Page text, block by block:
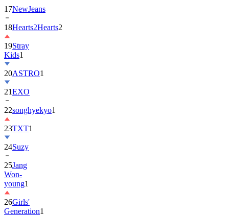
17NewJeans
18Hearts2Hearts2
19Stray
Kids1
20ASTRO1
21EXO
22songhyekyo1
23TXT1
24Suzy
25Jang
Won-
young1
26Girls'
Generation1